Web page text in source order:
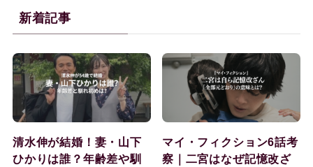
新着記事
清水伸が結婚！妻・山下
ひかりは誰？年齢差や馴
マイ・フィクション6話考
察｜二宮はなぜ記憶改ざ